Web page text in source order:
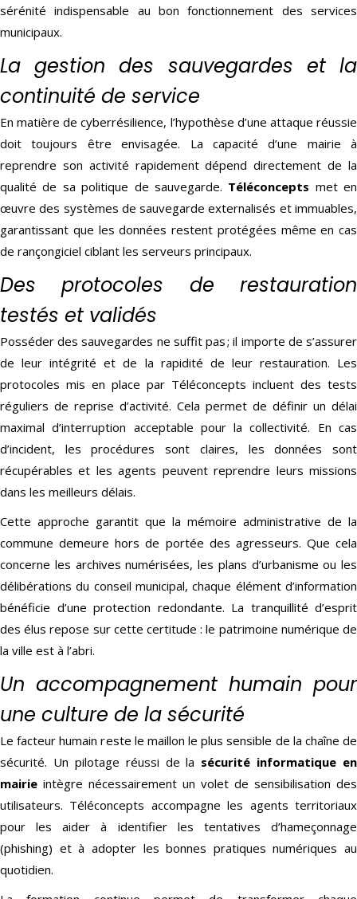
sérénité indispensable au bon fonctionnement des services
municipaux.
La gestion des sauvegardes et la
continuité de service
En matière de cyberrésilience, l’hypothèse d’une attaque réussie
doit toujours être envisagée. La capacité d’une mairie à
reprendre son activité rapidement dépend directement de la
qualité de sa politique de sauvegarde. Téléconcepts met en
œuvre des systèmes de sauvegarde externalisés et immuables,
garantissant que les données restent protégées même en cas
de rançongiciel ciblant les serveurs principaux.
Des protocoles de restauration
testés et validés
Posséder des sauvegardes ne suffit pas ; il importe de s’assurer
de leur intégrité et de la rapidité de leur restauration. Les
protocoles mis en place par Téléconcepts incluent des tests
réguliers de reprise d’activité. Cela permet de définir un délai
maximal d’interruption acceptable pour la collectivité. En cas
d’incident, les procédures sont claires, les données sont
récupérables et les agents peuvent reprendre leurs missions
dans les meilleurs délais.
Cette approche garantit que la mémoire administrative de la
commune demeure hors de portée des agresseurs. Que cela
concerne les archives numérisées, les plans d’urbanisme ou les
délibérations du conseil municipal, chaque élément d’information
bénéficie d’une protection redondante. La tranquillité d’esprit
des élus repose sur cette certitude : le patrimoine numérique de
la ville est à l’abri.
Un accompagnement humain pour
une culture de la sécurité
Le facteur humain reste le maillon le plus sensible de la chaîne de
sécurité. Un pilotage réussi de la sécurité informatique en
mairie intègre nécessairement un volet de sensibilisation des
utilisateurs. Téléconcepts accompagne les agents territoriaux
pour les aider à identifier les tentatives d’hameçonnage
(phishing) et à adopter les bonnes pratiques numériques au
quotidien.